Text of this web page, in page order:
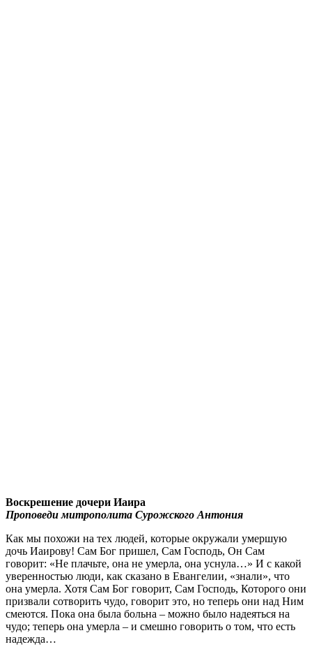
Воскрешение дочери Иаира
Проповеди митрополита Сурожского Антония
Как мы похожи на тех людей, которые окружали умершую
дочь Иаирову! Сам Бог пришел, Сам Господь, Он Сам
говорит: «Не плачьте, она не умерла, она уснула…» И с какой
уверенностью люди, как сказано в Евангелии, «знали», что
она умерла. Хотя Сам Бог говорит, Сам Господь, Которого они
призвали сотворить чудо, говорит это, но теперь они над Ним
смеются. Пока она была больна – можно было надеяться на
чудо; теперь она умерла – и смешно говорить о том, что есть
надежда…